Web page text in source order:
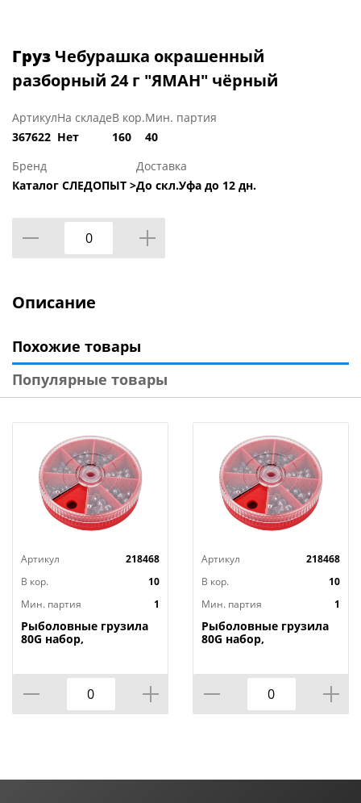
Груз Чебурашка окрашенный
разборный 24 г "ЯМАН" чёрный
Артикул
367622
На складе
Нет
В кор.
160
Мин. партия
40
Бренд
Каталог СЛЕДОПЫТ >
Доставка
До скл.Уфа до 12 дн.
Описание
Похожие товары
Популярные товары
Артикул
218468
В кор.
10
Мин. партия
1
Рыболовные грузила
80G набор,
Артикул
218468
В кор.
10
Мин. партия
1
Рыболовные грузила
80G набор,